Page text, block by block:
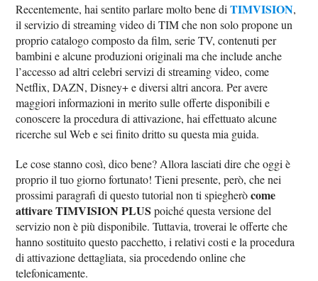
Recentemente, hai sentito parlare molto bene diTIMVISION,
il servizio di streaming video di TIM che non solo propone un
proprio catalogo composto da film, serie TV, contenuti per
bambini e alcune produzioni originali ma che include anche
l’accesso ad altri celebri servizi di streaming video, come
Netflix, DAZN, Disney+ e diversi altri ancora. Per avere
maggiori informazioni in merito sulle offerte disponibili e
conoscere la procedura di attivazione, hai effettuato alcune
ricerche sul Web e sei finito dritto su questa mia guida.
Le cose stanno così, dico bene? Allora lasciati dire che oggi è
proprio il tuo giorno fortunato! Tieni presente, però, che nei
prossimi paragrafi di questo tutorial non ti spiegheròcome
attivare TIMVISION PLUS poiché questa versione del
servizio non è più disponibile. Tuttavia, troverai le offerte che
hanno sostituito questo pacchetto, i relativi costi e la procedura
di attivazione dettagliata, sia procedendo online che
telefonicamente.